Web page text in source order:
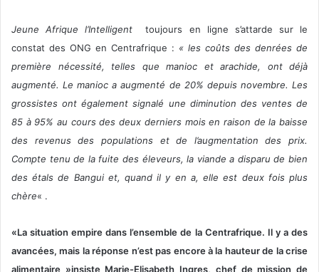
Jeune Afrique l’Intelligent toujours en ligne s’attarde sur le
constat des ONG en Centrafrique : « les coûts des denrées de
première nécessité, telles que manioc et arachide, ont déjà
augmenté. Le manioc a augmenté de 20% depuis novembre. Les
grossistes ont également signalé une diminution des ventes de
85 à 95% au cours des deux derniers mois en raison de la baisse
des revenus des populations et de l’augmentation des prix.
Compte tenu de la fuite des éleveurs, la viande a disparu de bien
des étals de Bangui et, quand il y en a, elle est deux fois plus
chère« .
«La situation empire dans l’ensemble de la Centrafrique. Il y a des
avancées, mais la réponse n’est pas encore à la hauteur de la crise
alimentaire »insiste Marie-Elisabeth Ingres, chef de mission de